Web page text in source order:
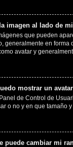
imagen al lado de
que pueden
generalmente en forma
avatar y
mostrar un
de Control de
o no y en que tamaño
puede cambiar mi